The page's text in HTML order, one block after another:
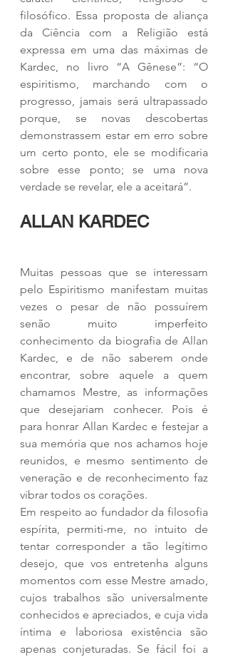
filosófico. Essa proposta de aliança
da Ciência com a Religião está
expressa em uma das máximas de
Kardec, no livro “A Gênese”: “O
espiritismo, marchando com o
progresso, jamais será ultrapassado
porque, se novas descobertas
demonstrassem estar em erro sobre
um certo ponto, ele se modificaria
sobre esse ponto; se uma nova
verdade se revelar, ele a aceitará”.
ALLAN KARDEC
Muitas pessoas que se interessam
pelo Espiritismo manifestam muitas
vezes o pesar de não possuírem
senão muito imperfeito
conhecimento da biografia de Allan
Kardec, e de não saberem onde
encontrar, sobre aquele a quem
chamamos Mestre, as informações
que desejariam conhecer. Pois é
para honrar Allan Kardec e festejar a
sua memória que nos achamos hoje
reunidos, e mesmo sentimento de
veneração e de reconhecimento faz
vibrar todos os corações.
Em respeito ao fundador da filosofia
espírita, permiti-me, no intuito de
tentar corresponder a tão legítimo
desejo, que vos entretenha alguns
momentos com esse Mestre amado,
cujos trabalhos são universalmente
conhecidos e apreciados, e cuja vida
íntima e laboriosa existência são
apenas conjeturadas. Se fácil foi a